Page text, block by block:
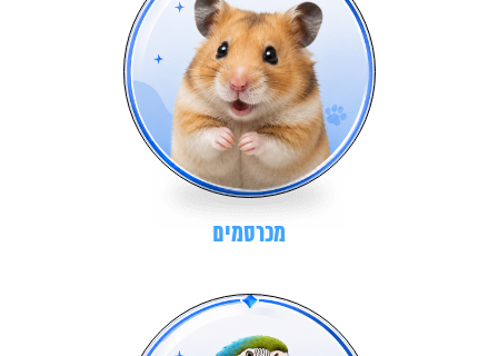
מכרסמים